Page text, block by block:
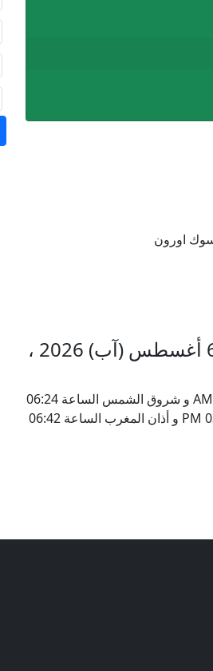
اورون
مواقيت الأذان في اسوك اورون الخميس 6 أغسطس (آب) 2026 ،
يحين موعد أذان الفجر في اسوك اورون ، نيجيريا الساعة 05:05 AM و شروق الشمس الساعة 06:24
AM و أذان الظهر الساعة 12:33 PM و أذان العصر الساعة 03:53 PM و أذان المغرب الساعة 06:42